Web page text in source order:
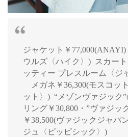
ジャケット￥
ウルズ〈ハイク〉) スカート
ッティー プレスルーム〈ジ
メガネ￥36,300(モスコッ
ット〉) “メゾンヴァジック”
リング￥30,800・”ヴァジッ
￥38,500(ヴァジックジャ
ジュ〈ピッピシック〉)